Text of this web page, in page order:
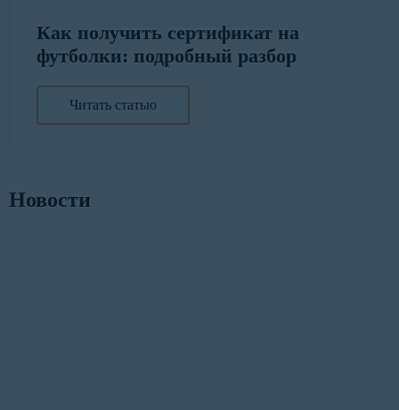
Как получить сертификат на
футболки: подробный разбор
Читать статью
Новости